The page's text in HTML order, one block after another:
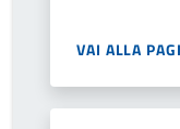
VAI ALLA